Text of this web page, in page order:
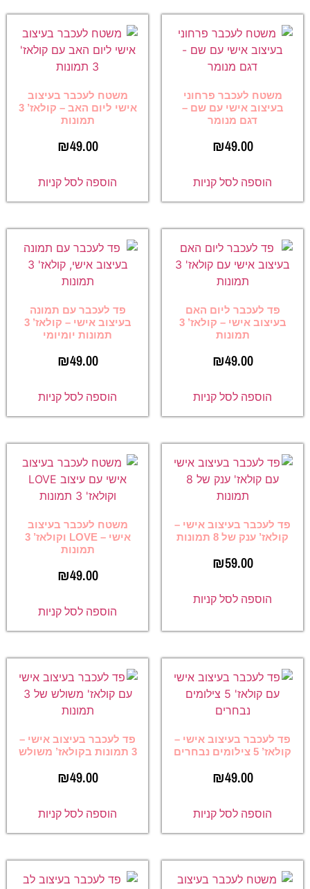
משטח לעכבר פרחוני
בעיצוב אישי עם שם –
דגם מנומר
₪49.00
הוספה לסל קניות
משטח לעכבר בעיצוב
אישי ליום האב – קולאז’ 3
תמונות
₪49.00
הוספה לסל קניות
פד לעכבר ליום האם
בעיצוב אישי – קולאז’ 3
תמונות
₪49.00
הוספה לסל קניות
פד לעכבר עם תמונה
בעיצוב אישי – קולאז’ 3
תמונות יומיומי
₪49.00
הוספה לסל קניות
פד לעכבר בעיצוב אישי –
קולאז’ ענק של 8 תמונות
₪59.00
הוספה לסל קניות
משטח לעכבר בעיצוב
אישי – LOVE וקולאז’ 3
תמונות
₪49.00
הוספה לסל קניות
פד לעכבר בעיצוב אישי –
קולאז’ 5 צילומים נבחרים
₪49.00
הוספה לסל קניות
פד לעכבר בעיצוב אישי –
3 תמונות בקולאז’ משולש
₪49.00
הוספה לסל קניות